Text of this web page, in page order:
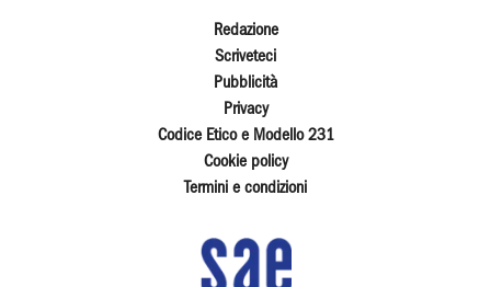
Redazione
Scriveteci
Pubblicità
Privacy
Codice Etico e Modello 231
Cookie policy
Termini e condizioni